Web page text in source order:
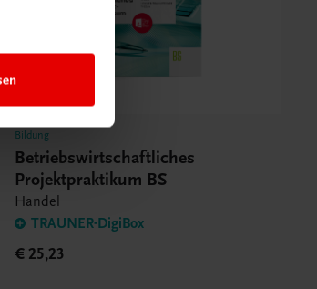
Bildung
Betriebswirtschaftliches
Projektpraktikum BS
Handel
TRAUNER-DigiBox
€ 25,23